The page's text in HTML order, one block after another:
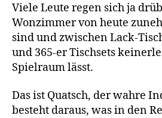
Viele Leute regen sich ja
Wonzimmer von heute
sind und zwischen Lack-
und 365-er Tischsets
Spielraum lässt.
Das ist Quatsch, der wahre
besteht daraus, was in den